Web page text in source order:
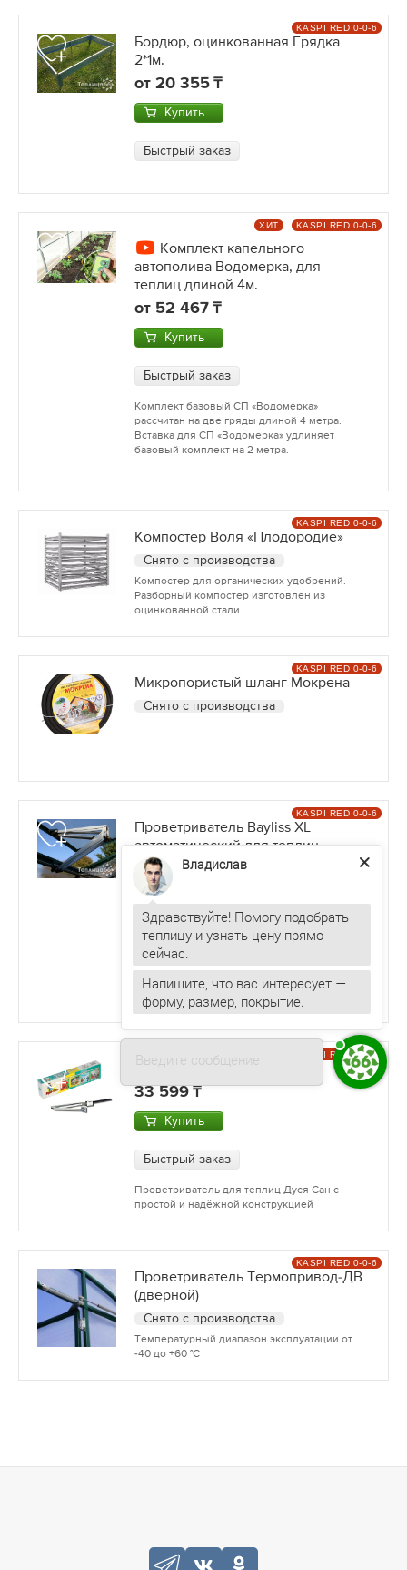
Бордюр, оцинкованная Грядка
2*1м.
от 20 355
Купить
Быстрый заказ
KASPI RED 0-0-6
Комплект капельного
автополива Водомерка, для
теплиц длиной 4м.
от 52 467
Купить
Быстрый заказ
Комплект базовый СП «Водомерка»
рассчитан на две гряды длиной 4 метра.
Вставка для СП «Водомерка» удлиняет
базовый комплект на 2 метра.
ХИТ KASPI RED 0-0-6
Компостер Воля «Плодородие»
Снято с производства
Компостер для органических удобрений.
Разборный компостер изготовлен из
оцинкованной стали.
KASPI RED 0-0-6
Микропористый шланг Мокрена
Снято с производства
KASPI RED 0-0-6
Проветриватель Bayliss XL
автоматический для теплиц
82 236
Быстрый заказ
Автоматитечки проветриватель для теплиц.
Работает без электричества
Гарантия - 2 года
KASPI RED 0-0-6
Проветриватель Дуся Сан
33 599
Купить
Быстрый заказ
Проветриватель для теплиц Дуся Сан с
простой и надёжной конструкцией
KASPI RED 0-0-6
Проветриватель Термопривод-ДВ
(дверной)
Снято с производства
Температурный диапазон эксплуатации от
-40 до +60 °С
KASPI RED 0-0-6
Введите сообщение
Владислав
Здравствуйте! Помогу подобрать
теплицу и узнать цену прямо
Напишите, что вас интересует —
форму, размер, покрытие.